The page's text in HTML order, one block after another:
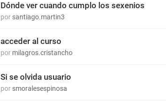
Dónde ver cuando cumplo los sexenios
por santiago.martin3
acceder al curso
por milagros.cristancho
Si se olvida usuario
por smoralesespinosa